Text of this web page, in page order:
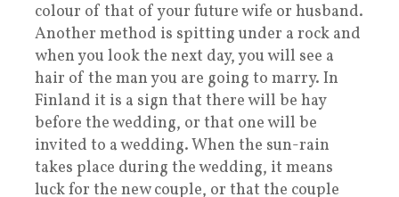
colour of that of your future wife or husband.
Another method is spitting under a rock and
when you look the next day, you will see a
hair of the man you are going to marry. In
Finland it is a sign that there will be hay
before the wedding, or that one will be
invited to a wedding. When the sun-rain
takes place during the wedding, it means
luck for the new couple, or that the couple